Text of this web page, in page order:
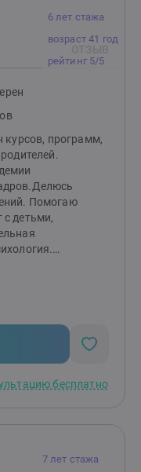
6 лет стажа
возраст 41 год
рейтинг 5/5
курсов, программ,
Помогаю
детьми,
что делать,
и выйти из
вранья,
невроза.Также вы
по поводу
атаки, фобии,бесплатно
7 лет стажа